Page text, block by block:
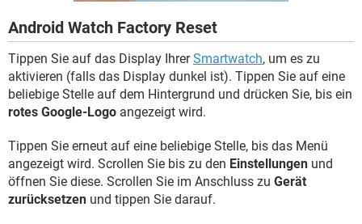
Android Watch Factory Reset
Tippen Sie auf das Display IhrerSmartwatch, um es zu
aktivieren (falls das Display dunkel ist). Tippen Sie auf eine
beliebige Stelle auf dem Hintergrund und drücken Sie, bis ein
rotes Google-Logo angezeigt wird.
Tippen Sie erneut auf eine beliebige Stelle, bis das Menü
angezeigt wird. Scrollen Sie bis zu den Einstellungen und
öffnen Sie diese. Scrollen Sie im Anschluss zu Gerät
zurücksetzen und tippen Sie darauf.